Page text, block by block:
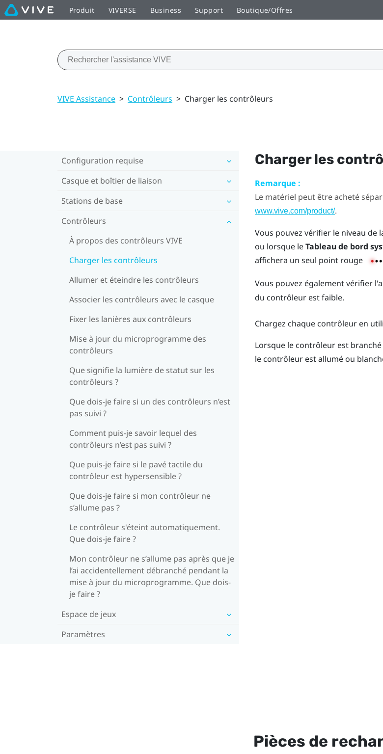
Produit VIVERSE Business Support Boutique/Offres
VIVE Assistance > Contrôleurs > Charger les contrôleurs
Configuration requise
Casque et boîtier de liaison
Stations de base
Contrôleurs
À propos des contrôleurs VIVE
Charger les contrôleurs
Allumer et éteindre les contrôleurs
Associer les contrôleurs avec le casque
Fixer les lanières aux contrôleurs
Mise à jour du microprogramme des
contrôleurs
Que signifie la lumière de statut sur les
contrôleurs ?
Que dois-je faire si un des contrôleurs n’est
pas suivi ?
Comment puis-je savoir lequel des
contrôleurs n’est pas suivi ?
Que puis-je faire si le pavé tactile du
contrôleur est hypersensible ?
Que dois-je faire si mon contrôleur ne
s’allume pas ?
Le contrôleur s'éteint automatiquement.
Que dois-je faire ?
Mon contrôleur ne s’allume pas après que je
l’ai accidentellement débranché pendant la
mise à jour du microprogramme. Que dois-
je faire ?
Espace de jeux
Paramètres
Charger les
Remarque :
Le matériel peut être acheté
www.vive.com/product/.
Vous pouvez vérifier le niveau de
ou lorsque leTableau de bord
affichera un seul point rouge
Vous pouvez également vérifier
du contrôleur est faible.
Chargez chaque contrôleur en
Lorsque le contrôleur est
le contrôleur est allumé ou
Pièces de